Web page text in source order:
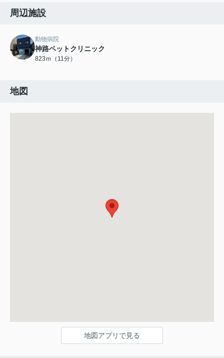
周辺施設
動物病院
神路ペットクリニック
823ｍ（11分）
地図
地図アプリで見る